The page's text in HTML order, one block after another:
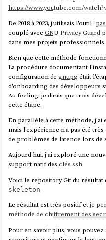
https://www.youtube.com/
De 2018 à 2023, j'utilisais l'outil "
couplé avecGNU Privacy Guard
dans mes projets professionnels.
Bien que cette méthode
La procédure documentant
configuration de gnupg était
d'onboarding des développeurs
Au feeling, je dirais que trois
cette étape.
En parallèle à cette méthode, j'ai
mais l'expérience n'a pas été
de problèmes de latence lors de
Aujourd'hui, j'ai exploré une
support natif desclés ssh.
Voici le repository Git du résultat
skeleton.
Le résultat est très positif etje
méthode de chiffrement des
Pour en savoir plus, vous